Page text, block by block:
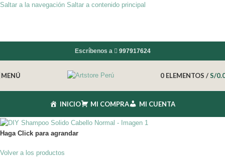
Saltar a la navegación Saltar a contenido principal
Escríbenos a 997917624
MENÚ 0 ELEMENTOS /S/
INICIO MI COMPRA MI CUENTA
Haga Click para agrandar
Volver a los productos